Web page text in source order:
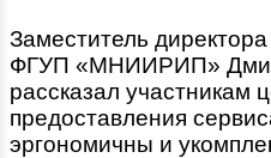
Заместитель
ФГУП «МНИИРИП»
рассказал
предоставления
эргономичны и